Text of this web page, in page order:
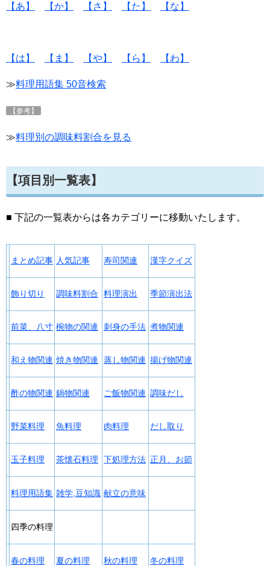
【あ】 【か】 【さ】 【た】 【な】
【は】 【ま】 【や】 【ら】 【わ】
≫料理用語集 50音検索
【参考】
≫料理別の調味料割合を見る
【項目別一覧表】
■ 下記の一覧表からは各カテゴリーに移動いたします。
まとめ記事 人気記事 寿司関連 漢字クイズ
飾り切り 調味料割合 料理演出 季節演出法
前菜、八寸 椀物の関連 刺身の手法 煮物関連
和え物関連 焼き物関連 蒸し物関連 揚げ物関連
酢の物関連 鍋物関連 ご飯物関連 調味だし
野菜料理 魚料理 肉料理 だし取り
玉子料理 茶懐石料理 下処理方法 正月、お節
料理用語集 雑学,豆知識 献立の意味
四季の料理
春の料理 夏の料理 秋の料理 冬の料理